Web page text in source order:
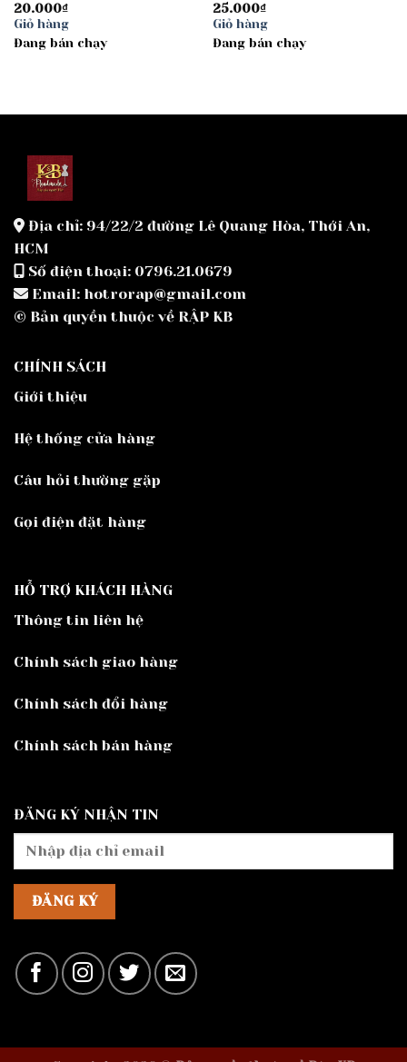
20.000₫
Giỏ hàng
Đang bán chạy
25.000₫
Giỏ hàng
Đang bán chạy
Địa chỉ: 94/22/2 đường Lê Quang Hòa, Thới An,
HCM
Số điện thoại: 0796.21.0679
Email: hotrorap@gmail.com
© Bản quyền thuộc về RẬP KB
CHÍNH SÁCH
Giới thiệu
Hệ thống cửa hàng
Câu hỏi thường gặp
Gọi điện đặt hàng
HỖ TRỢ KHÁCH HÀNG
Thông tin liên hệ
Chính sách giao hàng
Chính sách đổi hàng
Chính sách bán hàng
ĐĂNG KÝ NHẬN TIN